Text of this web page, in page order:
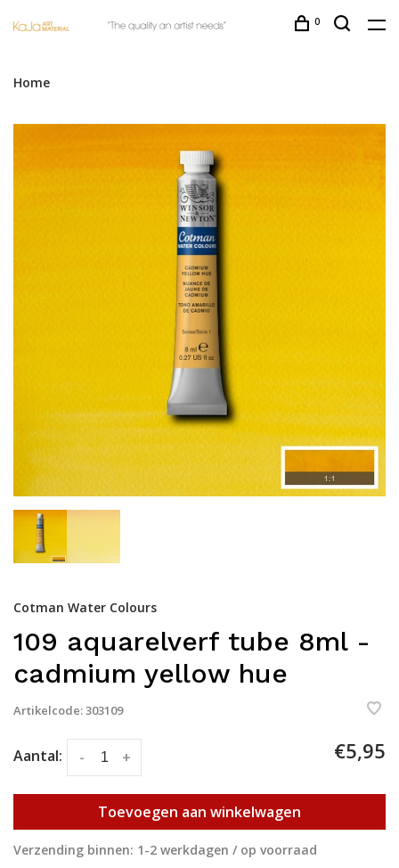
0
Home
Cotman Water Colours
109 aquarelverf tube 8ml -
cadmium yellow hue
Artikelcode:303109
Aantal: +
- €5,95
Toevoegen aan winkelwagen
Verzending binnen: 1-2 werkdagen / op voorraad